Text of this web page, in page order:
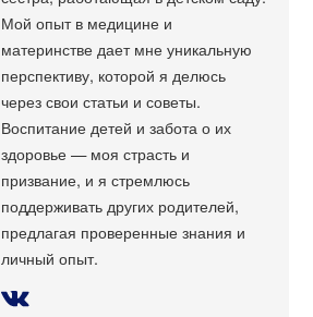
Мой опыт в медицине и
материнстве дает мне уникальную
перспективу, которой я делюсь
через свои статьи и советы.
Воспитание детей и забота о их
здоровье — моя страсть и
призвание, и я стремлюсь
поддерживать других родителей,
предлагая проверенные знания и
личный опыт.